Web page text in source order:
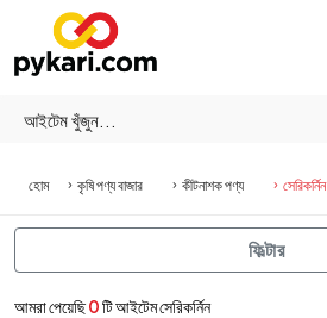
হোম কৃষি পণ্য বাজার কীটনাশক পণ্য সেরিকর্নিন
আমরা পেয়েছি0টি আইটেম সেরিকর্নিন
ফিল্টার